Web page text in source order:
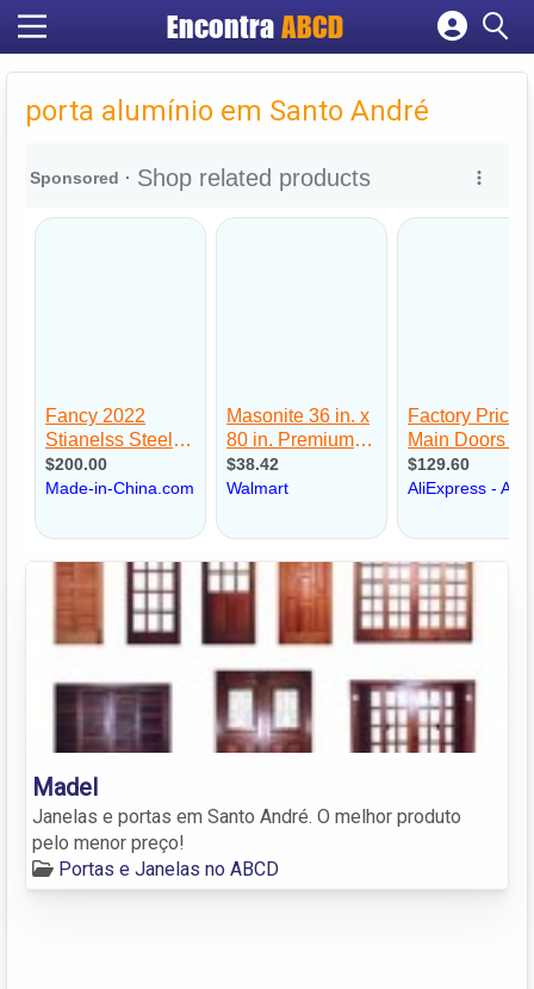
EncontraABCD
Cadastrar empresa
Criar conta
porta alumínio em Santo André
Madel
Janelas e portas em Santo André. O melhor produto
pelo menor preço!
Portas e Janelas no ABCD